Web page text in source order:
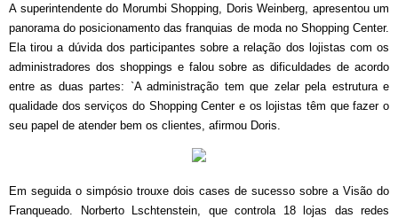
A superintendente do Morumbi Shopping, Doris Weinberg, apresentou um
panorama do posicionamento das franquias de moda no Shopping Center.
Ela tirou a dúvida dos participantes sobre a relação dos lojistas com os
administradores dos shoppings e falou sobre as dificuldades de acordo
entre as duas partes: `A administração tem que zelar pela estrutura e
qualidade dos serviços do Shopping Center e os lojistas têm que fazer o
seu papel de atender bem os clientes, afirmou Doris.
Em seguida o simpósio trouxe dois cases de sucesso sobre a Visão do
Franqueado. Norberto Lschtenstein, que controla 18 lojas das redes